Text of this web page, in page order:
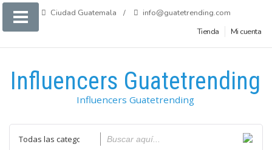
Saltar
Ciudad Guatemala
info@guatetrending.com
Tienda
Mi cuenta
Influencers Guatetrending
Influencers Guatetrending